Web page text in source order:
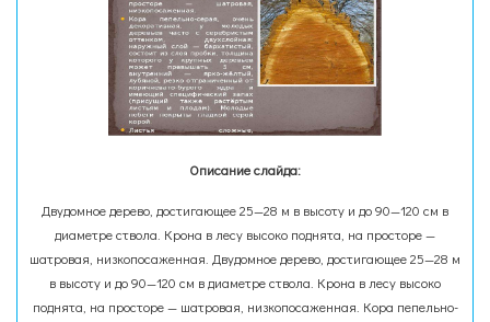
Описание слайда:
Двудомное дерево, достигающее 25—28 м в высоту и до 90—120 см в
диаметре ствола. Крона в лесу высоко поднята, на просторе —
шатровая, низкопосаженная. Двудомное дерево, достигающее 25—28 м
в высоту и до 90—120 см в диаметре ствола. Крона в лесу высоко
поднята, на просторе — шатровая, низкопосаженная. Кора пепельно-